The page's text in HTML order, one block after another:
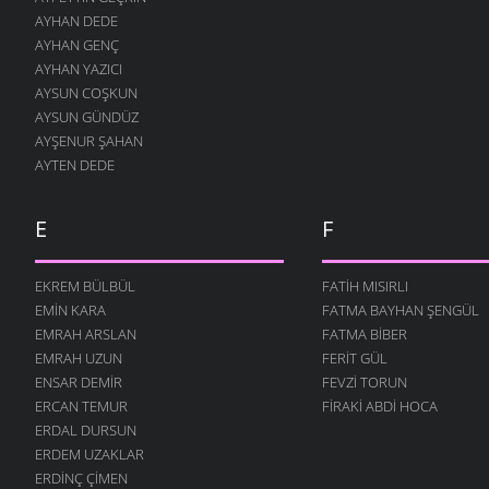
İNSANLIK
24 OCAK 2011
GELSIN -2
19 ARALIK 2010
ÇOCUĞUM
13 ARALIK 2010
UTANSIN
5 ARALIK 2010
GELSIN
30 KASIM 2010
ÖĞRETMEN
22 KASIM 2010
DEĞIL MI?
22 KASIM 2010
AŞKI NEYLEYIM
AYHAN DEDE
AYHAN GENÇ
AYHAN YAZICI
AYSUN COŞKUN
AYSUN GÜNDÜZ
AYŞENUR ŞAHAN
AYTEN DEDE
E
EKREM BÜLBÜL
EMIN KARA
EMRAH ARSLAN
EMRAH UZUN
ENSAR DEMIR
ERCAN TEMUR
ERDAL DURSUN
ERDEM UZAKLAR
ERDINÇ ÇIMEN
F
FATIH MISIRLI
FATMA BAYHAN ŞENGÜL
FATMA BIBER
FERIT GÜL
FEVZI TORUN
FIRAKI ABDI HOCA